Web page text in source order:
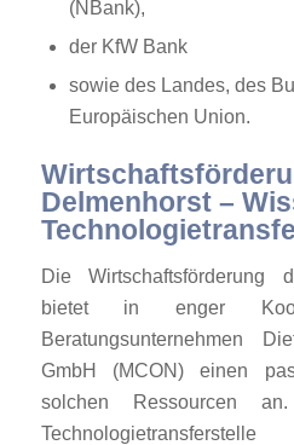
(NBank),
der KfW Bank
sowie des Landes, des
Europäischen Union.
Delmenhorst –
Die Wirtschaftsförderung
bietet in enger
Beratungsunternehmen
GmbH (MCON) einen
solchen Ressourcen